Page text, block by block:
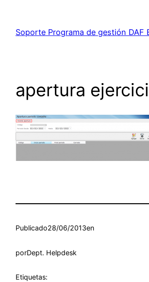
contenido
Soporte Programa de gestión DAF
apertura
Publicado28/06/2013en
porDept. Helpdesk
Etiquetas: